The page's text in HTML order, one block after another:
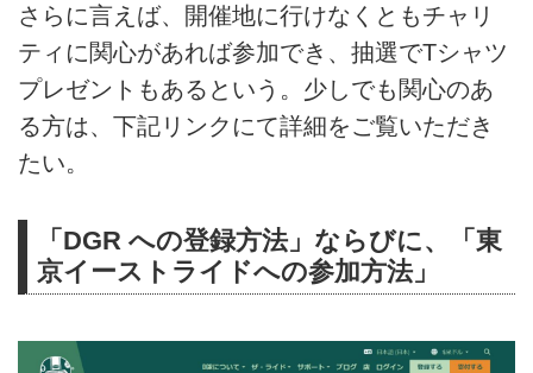
さらに言えば、開催地に行けなくともチャリ
ティに関心があれば参加でき、抽選でTシャツ
プレゼントもあるという。少しでも関心のあ
る方は、下記リンクにて詳細をご覧いただき
たい。
「DGR への登録方法」ならびに、「東
京イーストライドへの参加方法」